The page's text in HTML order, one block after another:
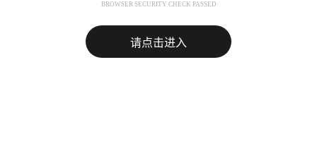
BROWSER SECURITY CHECK PASSED
请点击进入